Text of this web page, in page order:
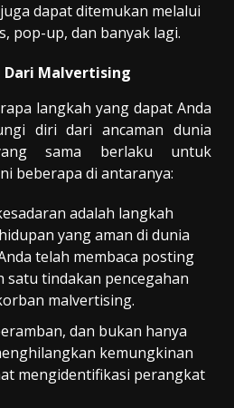
dapat ditemukan melalui
pop-up, dan banyak lagi.
Dari Malvertising
langkah yang dapat Anda
diri dari ancaman dunia
sama berlaku untuk
beberapa di antaranya:
adalah langkah
yang aman di dunia
telah membaca posting
satu tindakan pencegahan
malvertising.
dan bukan hanya
kemungkinan
mengidentifikasi perangkat